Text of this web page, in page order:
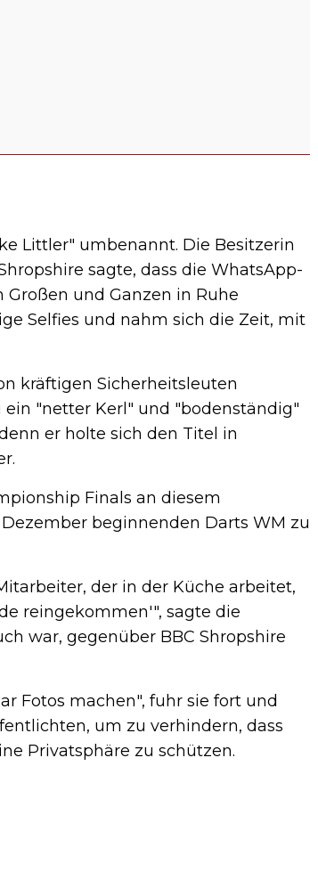
Littler" umbenannt. Die Besitzerin
sagte, dass die WhatsApp-
und Ganzen in Ruhe
Selfies und nahm sich die Zeit, mit
kräftigen Sicherheitsleuten
ein "netter Kerl" und "bodenständig"
er holte sich den Titel in
Finals an diesem
beginnenden Darts WM zu
der in der Küche arbeitet,
reingekommen'", sagte die
war, gegenüber BBC Shropshire
Fotos machen", fuhr sie fort und
um zu verhindern, dass
Privatsphäre zu schützen.